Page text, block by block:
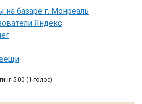
базаре г. Монреаль
Яндекс
5.00 (1 голос)